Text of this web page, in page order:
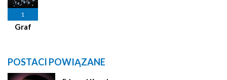
1
Graf
POSTACI POWIĄZANE